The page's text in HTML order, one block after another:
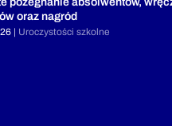
oraz nagród
| Uroczystości szkolne